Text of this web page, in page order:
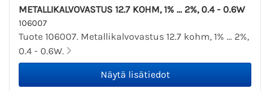
METALLIKALVOVASTUS 12.7 KOHM, 1% ... 2%, 0.4 - 0.6W
106007
Tuote 106007. Metallikalvovastus 12.7 kohm, 1% ... 2%,
0.4 - 0.6W.